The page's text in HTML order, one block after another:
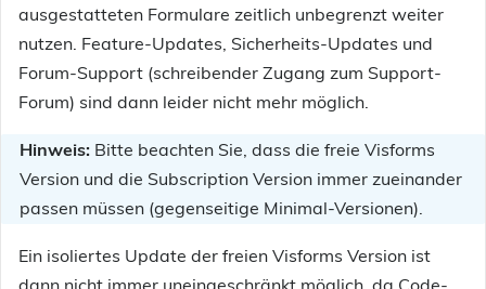
ausgestatteten Formulare zeitlich unbegrenzt weiter
nutzen. Feature-Updates, Sicherheits-Updates und
Forum-Support (schreibender Zugang zum Support-
Forum) sind dann leider nicht mehr möglich.
Hinweis: Bitte beachten Sie, dass die freie Visforms
Version und die Subscription Version immer zueinander
passen müssen (gegenseitige Minimal-Versionen).
Ein isoliertes Update der freien Visforms Version ist